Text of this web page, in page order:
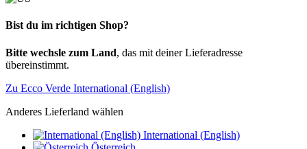
Bist du im richtigen Shop?
Bitte wechsle zum Land, das mit deiner Lieferadresse
übereinstimmt.
Zu Ecco Verde International (English)
Anderes Lieferland wählen
International (English)